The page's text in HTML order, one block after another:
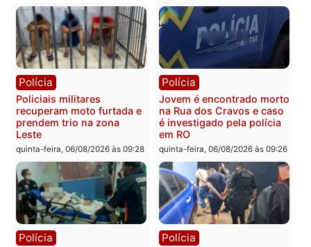
sexta-feira, 07/08/2026 às
Polícia
Tragédia na BR-364:
colisão entre caminhão e
carro deixa quatro mortos
em Porto Velho
quinta-feira, 06/08/2026 às 20:51
Política
Ministro Dias Tofolli , do
TSE, determina
e processamento da
que pode levar à perda
mandato da prefeita de
Pimenta Bueno
quinta-feira, 06/08/2026 às